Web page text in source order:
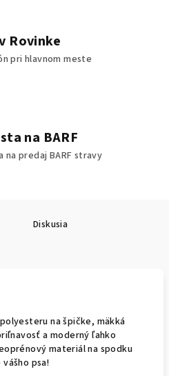
Rovinke
pri hlavnom meste
na BARF
na predaj BARF stravy
Diskusia
na špičke, mäkká
a moderný ľahko
materiál na spodku
psa!